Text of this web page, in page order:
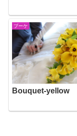
ブーケ
Bouquet-yellow